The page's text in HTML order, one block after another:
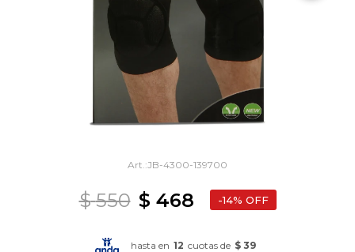
JB-4300-139700
$ 468
$ 550 14
hasta en 12 cuotas de $ 39